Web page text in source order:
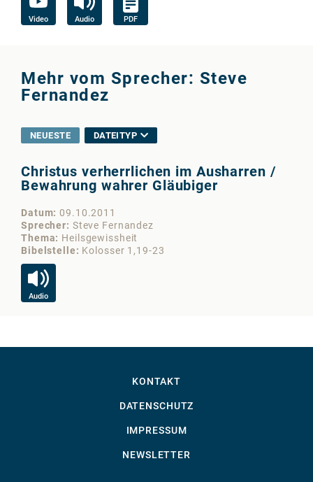
Video Audio PDF
Mehr vom Sprecher: Steve
Fernandez
NEUESTE DATEITYP
Christus verherrlichen im Ausharren /
Bewahrung wahrer Gläubiger
Datum 09.10.2011
Sprecher
Steve Fernandez
Thema
Heilsgewissheit
Bibelstelle
Kolosser 1,19-23
Audio
KONTAKT
DATENSCHUTZ
IMPRESSUM
NEWSLETTER